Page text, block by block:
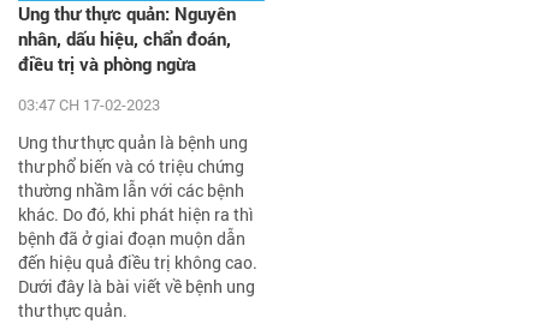
Ung thư thực quản: Nguyên
nhân, dấu hiệu, chẩn đoán,
điều trị và phòng ngừa
03:47 CH 17-02-2023
Ung thư thực quản là bệnh ung
thư phổ biến và có triệu chứng
thường nhầm lẫn với các bệnh
khác. Do đó, khi phát hiện ra thì
bệnh đã ở giai đoạn muộn dẫn
đến hiệu quả điều trị không cao.
Dưới đây là bài viết về bệnh ung
thư thực quản.